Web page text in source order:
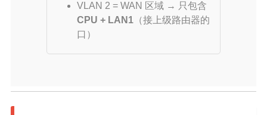
VLAN 2 = WAN 区域 → 只包含
CPU + LAN1（接上级路由器的
口）